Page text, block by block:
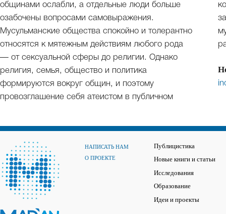
общинами ослабли, а отдельные люди больше
озабочены вопросами самовыражения.
Мусульманские общества спокойно и толерантно
относятся к мятежным действиям любого рода
— от сексуальной сферы до религии. Однако
религия, семья, общество и политика
формируются вокруг общин, и поэтому
провозглашение себя атеистом в публичном
НАПИСАТЬ НАМ
О ПРОЕКТЕ
Публицистика
Новые книги и статьи
Исследования
Образование
Идеи и проекты